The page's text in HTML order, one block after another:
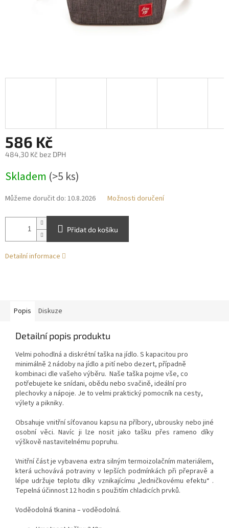
586 Kč
484,30 Kč bez DPH
cena:
Skladem (>5 ks)
Můžeme doručit do: 10.8.2026 Možnosti doručení
Přidat do košíku
Detailní informace
Popis Diskuze
Detailní popis produktu
Velmi pohodlná a diskrétní taška na jídlo. S kapacitou pro
minimálně 2 nádoby na jídlo a pití nebo dezert, případně
kombinaci dle vašeho výběru. Naše taška pojme vše, co
potřebujete ke snídani, obědu nebo svačině, ideální pro
plechovky a nápoje. Je to velmi praktický pomocník na cesty,
výlety a pikniky.
Obsahuje vnitřní síťovanou kapsu na příbory, ubrousky nebo jiné
osobní věci. Navíc ji lze nosit jako tašku přes rameno díky
výškově nastavitelnému popruhu.
Vnitřní část je vybavena extra silným termoizolačním materiálem,
která uchovává potraviny v lepších podmínkách při přepravě a
lépe udržuje teplotu díky vznikajícímu „ledničkovému efektu“ .
Tepelná účinnost 12 hodin s použitím chladicích prvků.
Voděodolná tkanina – voděodolná.